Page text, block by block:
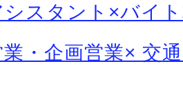
シスタント×バイ
・企画営業× 交